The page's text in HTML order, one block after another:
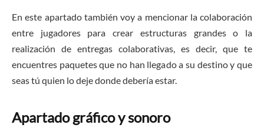
En este apartado también voy a mencionar la colaboración
entre jugadores para crear estructuras grandes o la
realización de entregas colaborativas, es decir, que te
encuentres paquetes que no han llegado a su destino y que
seas tú quien lo deje donde debería estar.
Apartado gráfico y sonoro